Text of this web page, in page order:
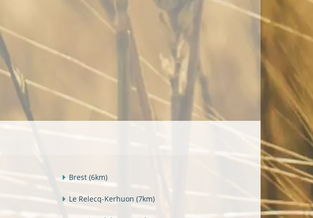
Brest (6km)
Le Relecq-Kerhuon (7km)